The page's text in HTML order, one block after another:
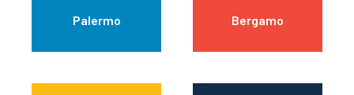
Palermo Bergamo